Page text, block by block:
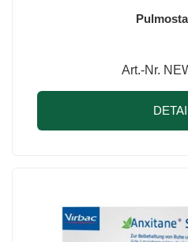
Art.-Nr.